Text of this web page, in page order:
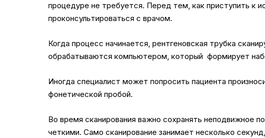
процедуре не требуется. Перед тем, как приступить к
проконсультироваться с врачом.
Когда процесс начинается, рентгеновская трубка
обрабатываются компьютером, который формирует
Иногда специалист может попросить пациента
фонетической пробой.
Во время сканирования важно сохранять неподвижное
четкими. Само сканирование занимает несколько